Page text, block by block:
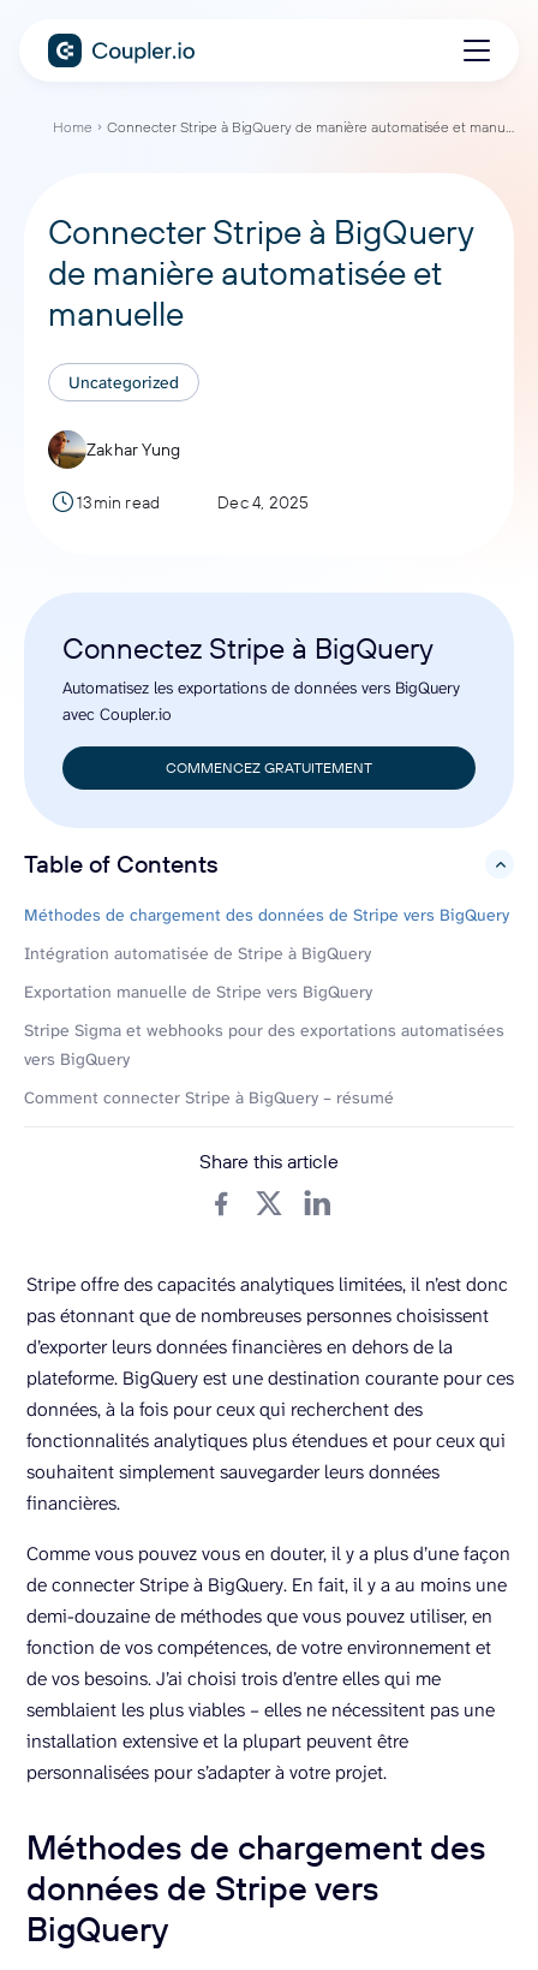
Home Connecter Stripe à BigQuery de manière automatisée et manuelle
Connecter Stripe à BigQuery
de manière automatisée et
manuelle
Uncategorized
Zakhar Yung
13min read Dec 4, 2025
Connectez Stripe à BigQuery
Automatisez les exportations de données vers BigQuery
avec Coupler.io
COMMENCEZ GRATUITEMENT
Table of Contents
hide
Méthodes de chargement des données de Stripe vers BigQuery
Intégration automatisée de Stripe à BigQuery
Exportation manuelle de Stripe vers BigQuery
Stripe Sigma et webhooks pour des exportations automatisées
vers BigQuery
Comment connecter Stripe à BigQuery – résumé
Share this article
Stripe offre des capacités analytiques limitées, il n’est donc
pas étonnant que de nombreuses personnes choisissent
d’exporter leurs données financières en dehors de la
plateforme. BigQuery est une destination courante pour ces
données, à la fois pour ceux qui recherchent des
fonctionnalités analytiques plus étendues et pour ceux qui
souhaitent simplement sauvegarder leurs données
financières.
Comme vous pouvez vous en douter, il y a plus d’une façon
de connecter Stripe à BigQuery. En fait, il y a au moins une
demi-douzaine de méthodes que vous pouvez utiliser, en
fonction de vos compétences, de votre environnement et
de vos besoins. J’ai choisi trois d’entre elles qui me
semblaient les plus viables – elles ne nécessitent pas une
installation extensive et la plupart peuvent être
personnalisées pour s’adapter à votre projet.
Méthodes de chargement des
données de Stripe vers
BigQuery